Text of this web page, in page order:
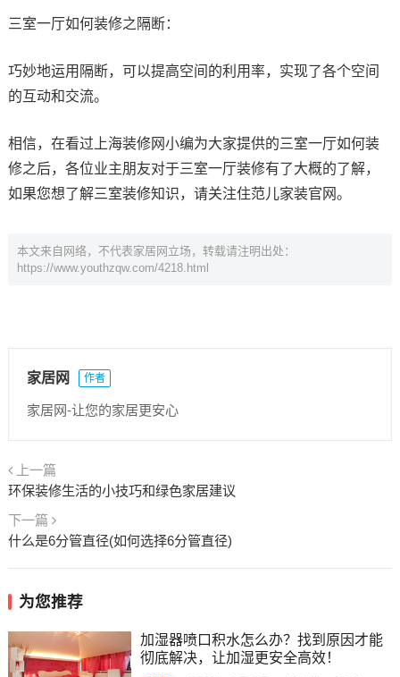
三室一厅如何装修之隔断：
巧妙地运用隔断，可以提高空间的利用率，实现了各个空间
的互动和交流。
相信，在看过上海装修网小编为大家提供的三室一厅如何装
修之后，各位业主朋友对于三室一厅装修有了大概的了解，
如果您想了解三室装修知识，请关注住范儿家装官网。
本文来自网络，不代表家居网立场，转载请注明出处：
https://www.youthzqw.com/4218.html
家居网 作者
家居网-让您的家居更安心
上一篇
环保装修生活的小技巧和绿色家居建议
下一篇
什么是6分管直径(如何选择6分管直径)
为您推荐
加湿器喷口积水怎么办？找到原因才能
彻底解决，让加湿更安全高效！